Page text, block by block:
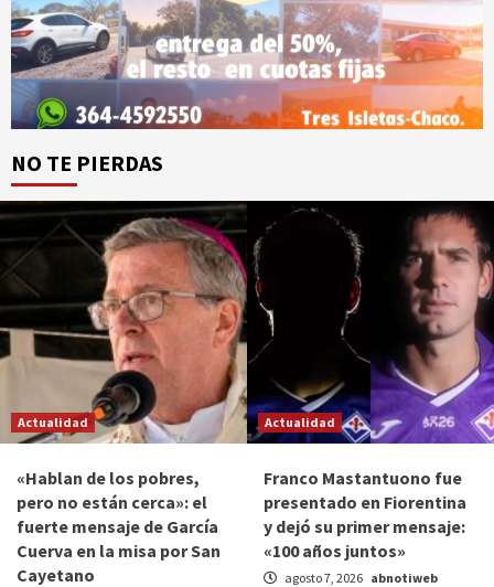
NO TE PIERDAS
Actualidad
«Hablan de los pobres,
pero no están cerca»: el
fuerte mensaje de García
Cuerva en la misa por San
Cayetano
Actualidad
Franco Mastantuono fue
presentado en Fiorentina
y dejó su primer mensaje:
«100 años juntos»
agosto 7, 2026 abnotiweb